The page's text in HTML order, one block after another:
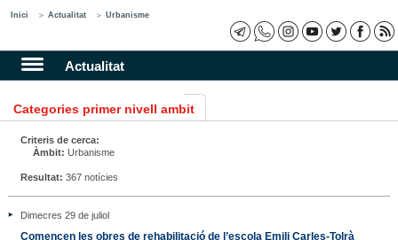
Inici Actualitat Urbanisme
Actualitat
Categories primer nivell ambit
Criteris de cerca:
Àmbit: Urbanisme
Resultat: 367 notícies
Dimecres 29 de juliol
Comencen les obres de rehabilitació de l’escola Emili Carles-Tolrà